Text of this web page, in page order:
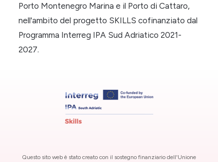
Porto Montenegro Marina e il Porto di Cattaro,
nell'ambito del progetto SKILLS cofinanziato dal
Programma Interreg IPA Sud Adriatico 2021-
2027.
Questo sito web è stato creato con il sostegno finanziario dell'Unione